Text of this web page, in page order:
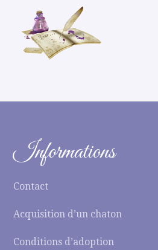
Informations
Contact
Acquisition d’un chaton
Conditions d’adoption